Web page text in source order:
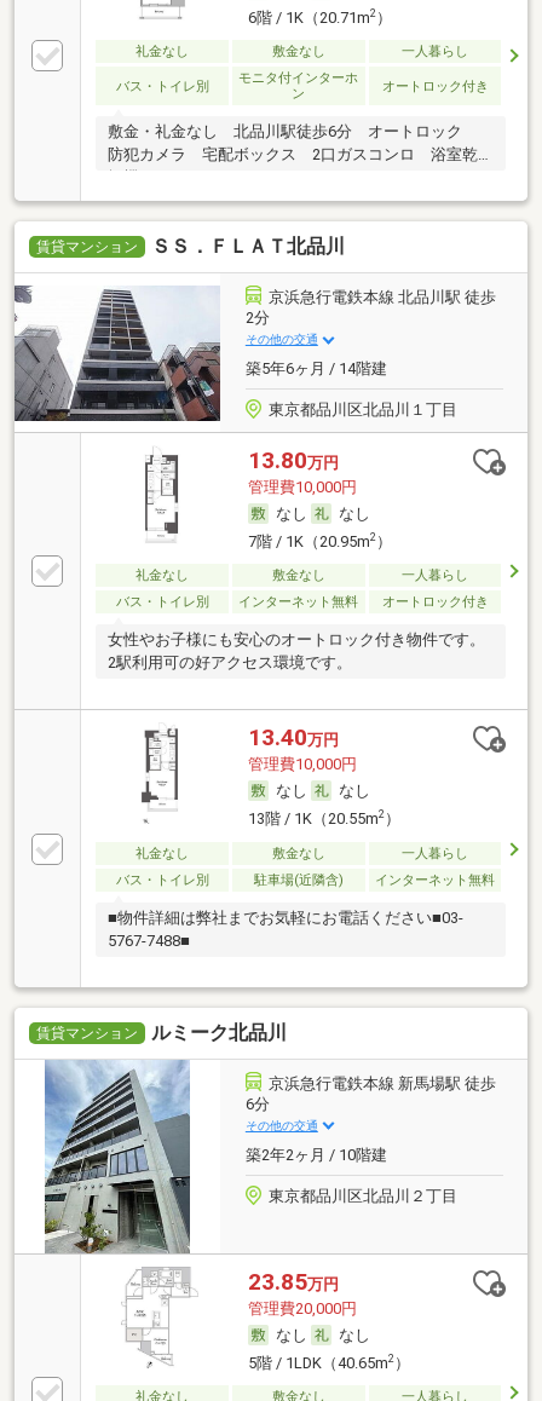
6階 / 1K（20.71m2）
礼金なし 敷金なし 一人暮らし
バス・トイレ別
モニタ付インターホ
ン
オートロック付き
敷金・礼金なし 北品川駅徒歩6分 オートロック
防犯カメラ 宅配ボックス 2口ガスコンロ 浴室乾
賃貸マンション ＳＳ．ＦＬＡＴ北品川
京浜急行電鉄本線 北品川駅 徒歩
2分
その他の交通
築5年6ヶ月 / 14階建
東京都品川区北品川１丁目
13.80万円
管理費10,000円
なし
なし
7階 / 1K（20.95m2）
礼金なし 敷金なし
一人暮らし
バス・トイレ別
インターネット無料 オートロック付き
女性やお子様にも安心のオートロック付き物件です。
2駅利用可の好アクセス環境です。
13.40万円
管理費10,000円
なし
なし
13階 / 1K（20.55m2）
礼金なし 敷金なし
一人暮らし
バス・トイレ別
駐車場(近隣含) インターネット無料
■物件詳細は弊社までお気軽にお電話ください■03-
5767-7488■
賃貸マンション ルミーク北品川
京浜急行電鉄本線 新馬場駅 徒歩
6分
その他の交通
築2年2ヶ月 / 10階建
東京都品川区北品川２丁目
23.85万円
管理費20,000円
なし
なし
5階 / 1LDK（40.65m2）
礼金なし 敷金なし 一人暮らし